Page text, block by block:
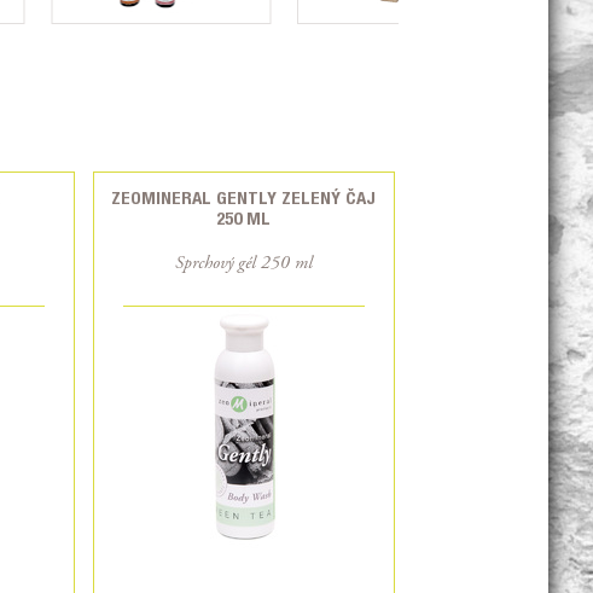
ZEOMINERAL GENTLY ZELENÝ ČAJ
250 ML
Sprchový gél 250 ml